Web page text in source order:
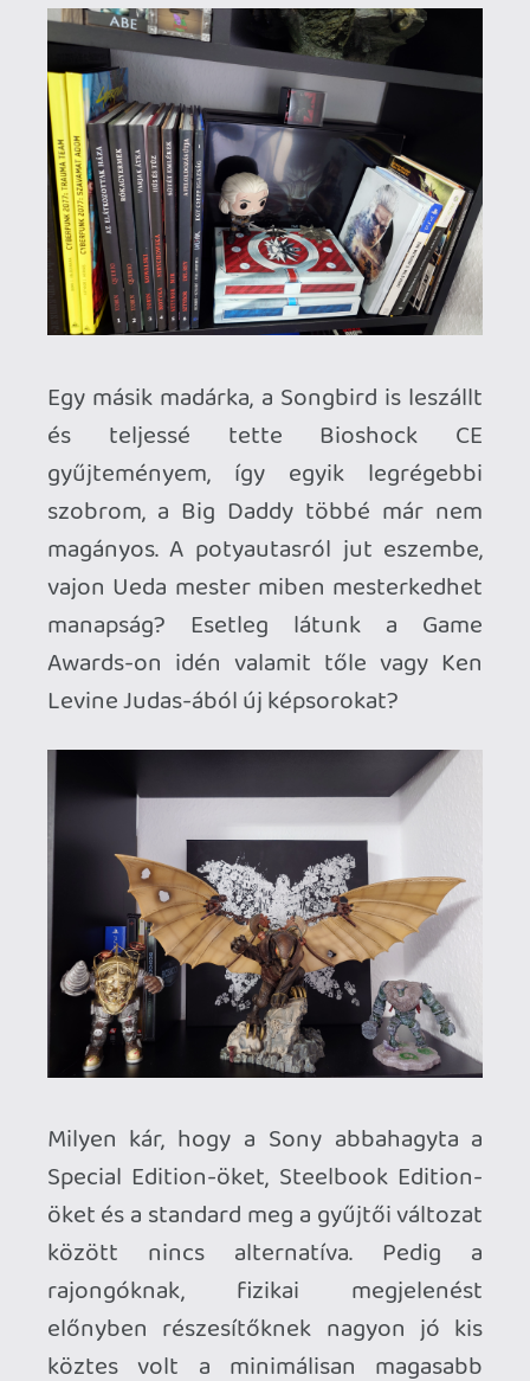
szabályt, hiszen a népszerű IP-k - mint az
Assassin's Creed, a The Witcher vagy a
The Last of Us - köré települt hatalmas
merchandise-ipar olyan mennyiségű
figurát és egyéb gyűjtögtenivalót ont ki
magából, hogy nem polcokban, hanem
szobákban kellene mérni a helyet, ha
nem húznám be a kéziféket. És akkor
még az újrakiadásokról, remasterekről,
remake-ekről egy szó sem esett. Sokan
nem is gondolnák, de például a
rivaldafényből régen kikerült Bioshock
jóságokkal is simán telíteni lehetne
Star Wars vagy Lego (esetleg Lego Star
Wars) rajongó erre csak annyit mondana,
hogy "Fogd meg a söröm!".
Információk Oké, értem és elfogadom!